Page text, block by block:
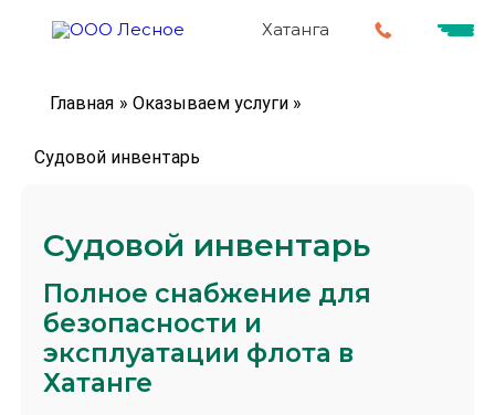
Хатанга
Главная » Оказываем услуги »
Судовой инвентарь
Судовой инвентарь
Полное снабжение для
безопасности и
эксплуатации флота в
Хатанге